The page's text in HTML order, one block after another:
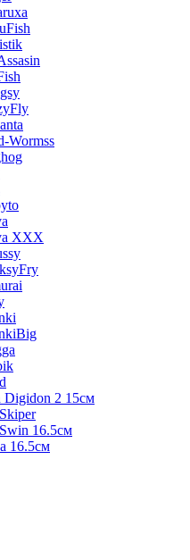
Wormss
XXX
Digidon 2 15см
16.5см
16.5см